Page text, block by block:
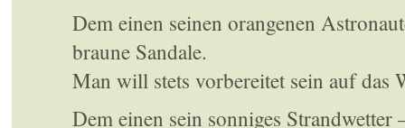
Dem einen seinen orangenen
braune Sandale.
Man will stets vorbereitet sein auf das
Dem einen sein sonniges Strandwetter